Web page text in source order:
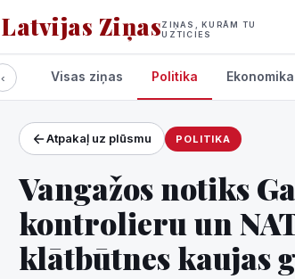
Latvijas ZiņasZIŅAS, KURĀM TU
UZTICIES
Projekti un pakalpojumi
‹ Visas ziņas Politika Ekonomika
Atpakaļ uz plūsmu POLITIKA
Vangažos notiks
kontrolieru un
klātbūtnes kaujas